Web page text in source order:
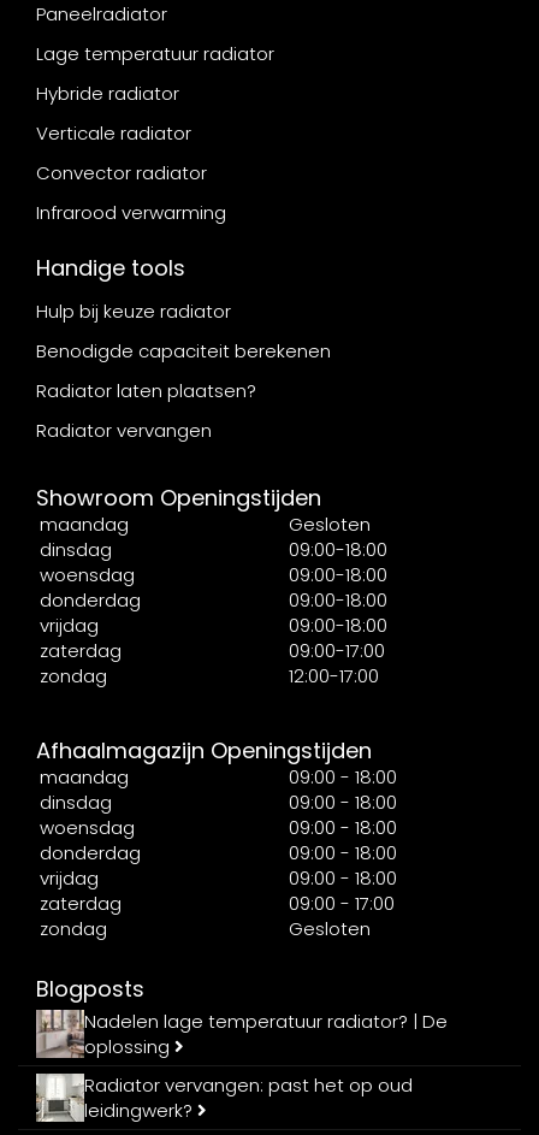
Paneelradiator
Lage temperatuur radiator
Hybride radiator
Verticale radiator
Convector radiator
Infrarood verwarming
Handige tools
Hulp bij keuze radiator
Benodigde capaciteit berekenen
Radiator laten plaatsen?
Radiator vervangen
Showroom Openingstijden
maandag
Gesloten
dinsdag
09:00-18:00
woensdag
09:00-18:00
donderdag
09:00-18:00
vrijdag
09:00-18:00
zaterdag
09:00-17:00
zondag
12:00-17:00
Afhaalmagazijn Openingstijden
maandag
09:00 - 18:00
dinsdag
09:00 - 18:00
woensdag
09:00 - 18:00
donderdag
09:00 - 18:00
vrijdag
09:00 - 18:00
zaterdag
09:00 - 17:00
zondag
Gesloten
Blogposts
Nadelen lage temperatuur radiator? | De
oplossing
Radiator vervangen: past het op oud
leidingwerk?